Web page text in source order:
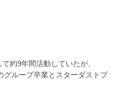
約9年間活動していたが、
グループ卒業とスターダストプ